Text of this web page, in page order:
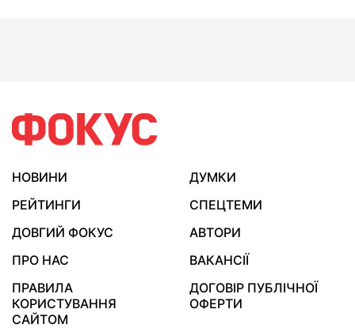
НОВИНИ
ДУМКИ
РЕЙТИНГИ
СПЕЦТЕМИ
ДОВГИЙ ФОКУС
АВТОРИ
ПРО НАС
ВАКАНСІЇ
ПРАВИЛА
КОРИСТУВАННЯ
САЙТОМ
ДОГОВІР ПУБЛІЧНОЇ
ОФЕРТИ